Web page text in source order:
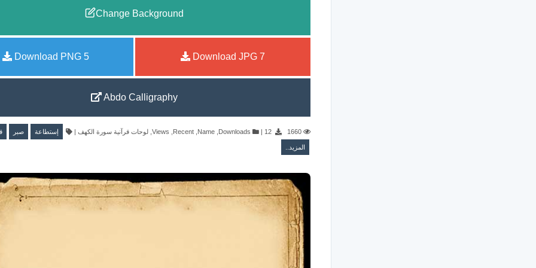
Change Background
Download JPG 7
Download PNG 5
Abdo Calligraphy
|
Downloads
Name
Recent
Views لوحات قرآنية سورة الكهف | إستطاعة صبر
المزيد..